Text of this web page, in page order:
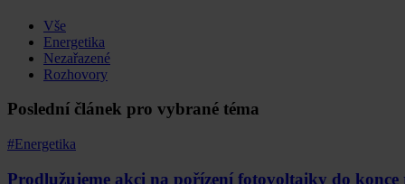
Vše
Energetika
Nezařazené
Rozhovory
Poslední článek pro vybrané téma
#Energetika
Prodlužujeme akci na pořízení fotovoltaiky do konce